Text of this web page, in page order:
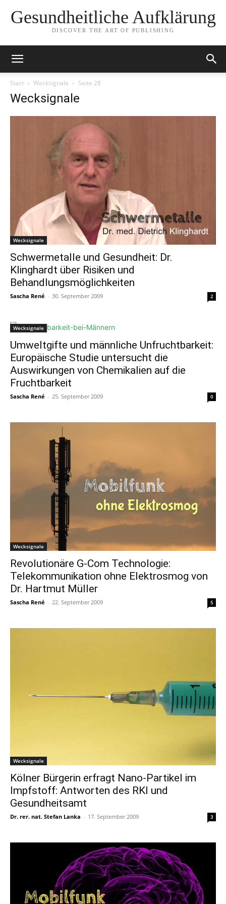
Gesundheitliche Aufklärung
DISCOVER THE ART OF PUBLISHING
Start Wecksignale Seite 28
Wecksignale
Wecksignale
Schwermetalle und Gesundheit: Dr.
Klinghardt über Risiken und
Behandlungsmöglichkeiten
Sascha René - 30. September 2009 2
Wecksignale
Umweltgifte und männliche Unfruchtbarkeit:
Europäische Studie untersucht die
Auswirkungen von Chemikalien auf die
Fruchtbarkeit
Sascha René - 25. September 2009 0
Wecksignale
Revolutionäre G-Com Technologie:
Telekommunikation ohne Elektrosmog von
Dr. Hartmut Müller
Sascha René - 22. September 2009 5
Wecksignale
Kölner Bürgerin erfragt Nano-Partikel im
Impfstoff: Antworten des RKI und
Gesundheitsamt
Dr. rer. nat. Stefan Lanka - 17. September 2009 3